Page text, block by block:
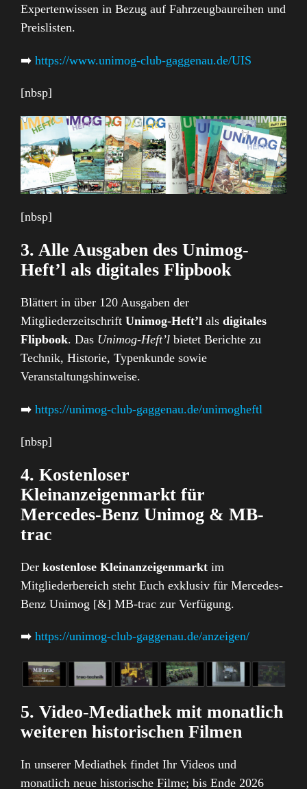
Expertenwissen in Bezug auf Fahrzeugbaureihen und
Preislisten.
➡️ https://www.unimog-club-gaggenau.de/UIS
[nbsp]
[nbsp]
3. Alle Ausgaben des Unimog-
Heft’l als digitales Flipbook
Blättert in über 120 Ausgaben der
Mitgliederzeitschrift Unimog-Heft’l als digitales
Flipbook. Das Unimog-Heft’l bietet Berichte zu
Technik, Historie, Typenkunde sowie
Veranstaltungshinweise.
➡️ https://unimog-club-gaggenau.de/unimogheftl
[nbsp]
4. Kostenloser
Kleinanzeigenmarkt für
Mercedes-Benz Unimog & MB-
trac
Der kostenlose Kleinanzeigenmarkt im
Mitgliederbereich steht Euch exklusiv für Mercedes-
Benz Unimog [&] MB-trac zur Verfügung.
➡️ https://unimog-club-gaggenau.de/anzeigen/
5. Video-Mediathek mit monatlich
weiteren historischen Filmen
In unserer Mediathek findet Ihr Videos und
monatlich neue historische Filme; bis Ende 2026